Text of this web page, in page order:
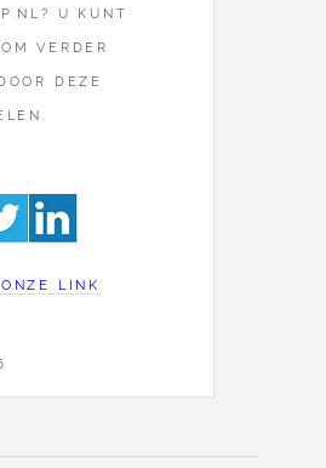
U KUNT
VERDER
DEZE
LINK